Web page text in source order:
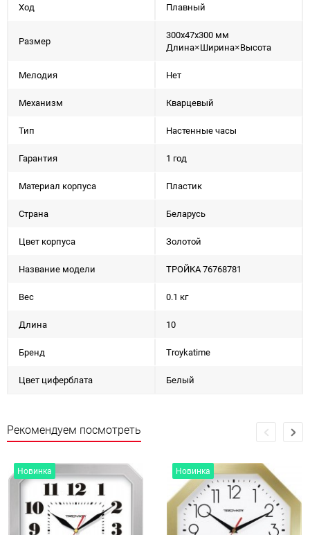
Ход Плавный
Размер
300x47x300 мм
Длина×Ширина×Высота
Мелодия Нет
Механизм Кварцевый
Тип Настенные часы
Гарантия 1 год
Материал корпуса Пластик
Страна Беларусь
Цвет корпуса Золотой
Название модели ТРОЙКА 76768781
Вес 0.1 кг
Длина 10
Бренд Troykatime
Цвет циферблата Белый
Рекомендуем посмотреть
Новинка Новинка